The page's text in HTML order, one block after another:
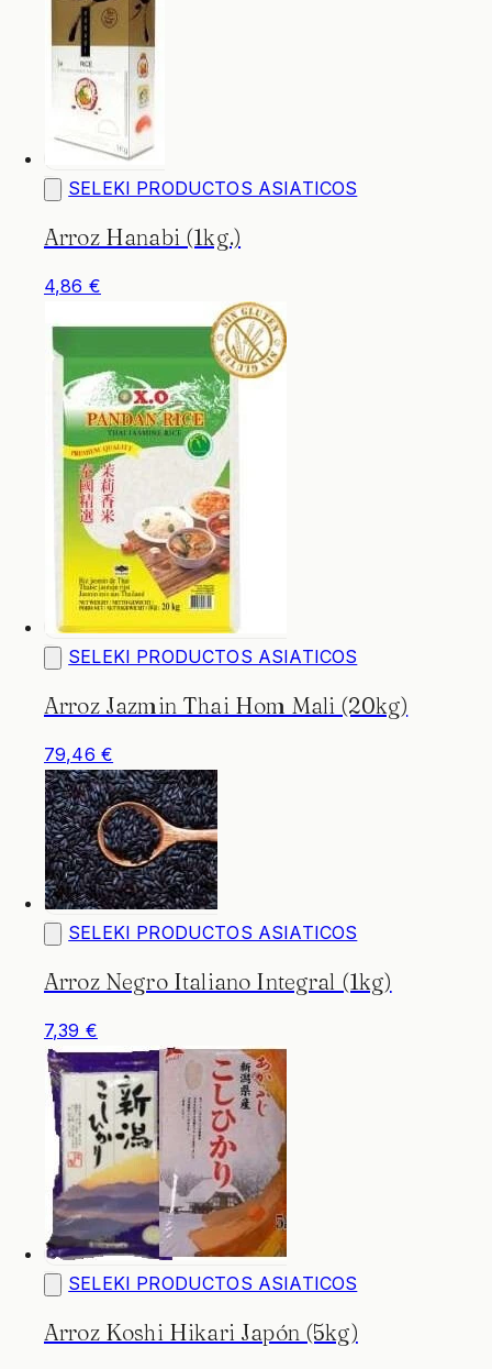
SELEKI PRODUCTOS ASIATICOS
Arroz Hanabi (1kg.)
4,86 €
SELEKI PRODUCTOS ASIATICOS
Arroz Jazmin Thai Hom Mali (20kg)
79,46 €
SELEKI PRODUCTOS ASIATICOS
Arroz Negro Italiano Integral (1kg)
7,39 €
SELEKI PRODUCTOS ASIATICOS
Arroz Koshi Hikari Japón (5kg)